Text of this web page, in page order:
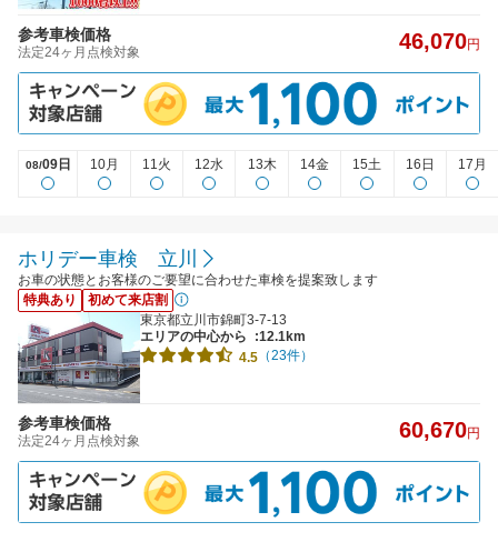
参考車検価格
法定24ヶ月点検対象 46,070円
08/09日 10月 11火 12水 13木 14金 15土 16日 17月
ホリデー車検 立川
お車の状態とお客様のご要望に合わせた車検を提案致します
特典あり
初めて来店割
東京都立川市錦町3-7-13
エリアの中心から
:12.1km
4.5 （23件）
参考車検価格
法定24ヶ月点検対象 60,670円